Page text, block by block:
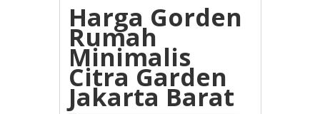
Harga Gorden
Rumah
Minimalis
Citra Garden
Jakarta Barat